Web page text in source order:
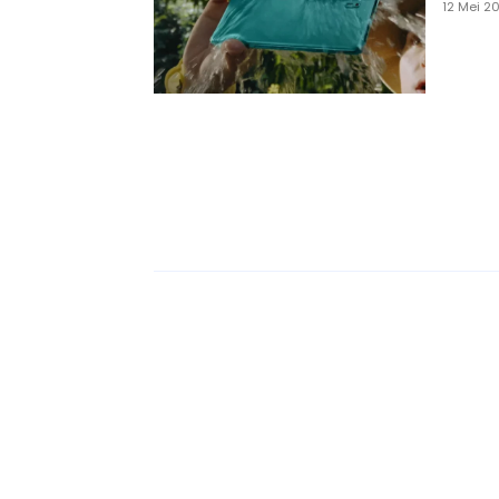
12 Mei